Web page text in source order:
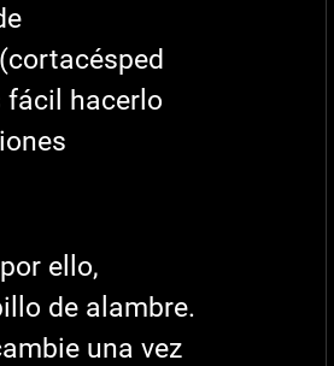
fácil hacerlo
ello,
de alambre.
una vez